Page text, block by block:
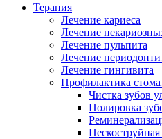
Терапия
Лечение кариеса
Лечение
Лечение пульпита
Лечение
Лечение гингивита
Профилактика
Чистка зубов
Полировка